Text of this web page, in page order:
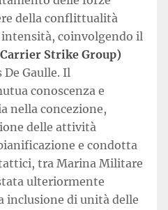
della conflittualità
coinvolgendo il
Strike Group)
Gaulle. Il
conoscenza e
nella concezione,
delle attività
e condotta
tra Marina Militare
ulteriormente
inclusione di unità delle